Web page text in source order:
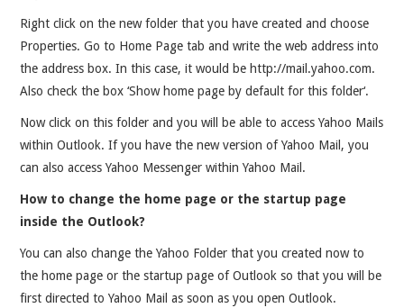
SOFTWARE
QUOTES
SOCRATES
FOTO’S
Right click on the new folder that you have created and choose
Properties. Go to Home Page tab and write the web address into
the address box. In this case, it would be http://mail.yahoo.com.
Also check the box ‘Show home page by default for this folder‘.
Now click on this folder and you will be able to access Yahoo Mails
within Outlook. If you have the new version of Yahoo Mail, you
can also access Yahoo Messenger within Yahoo Mail.
How to change the home page or the startup page
inside the Outlook?
You can also change the Yahoo Folder that you created now to
the home page or the startup page of Outlook so that you will be
first directed to Yahoo Mail as soon as you open Outlook.